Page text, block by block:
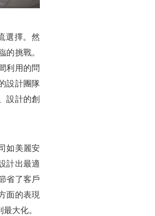
選擇。然
的挑戰。
利用的問
設計團隊
設計的創
如美麗安
計出最適
省了客戶
面的表現
大化。